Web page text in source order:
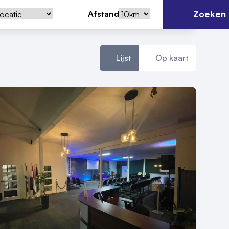
Afstand Zoeken
Lijst Op kaart